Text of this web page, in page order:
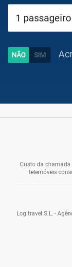
Circuitos
Caraíbas
Custo da chamada
telemóveis
Logitravel S.L. -